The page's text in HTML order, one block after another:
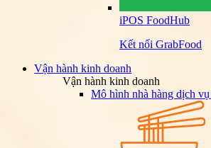
iPOS FoodHub
Kết nối GrabFood
Vận hành kinh doanh
Vận hành kinh doanh
Mô hình nhà hàng dịch